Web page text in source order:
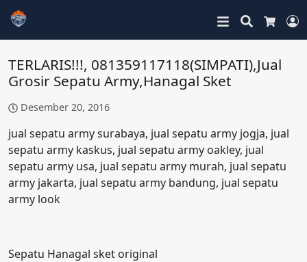
Search
Cart
TERLARIS!!!, 081359117118(SIMPATI),Jual
Grosir Sepatu Army,Hanagal Sket
Desember 20, 2016
jual sepatu army surabaya, jual sepatu army jogja, jual
sepatu army kaskus, jual sepatu army oakley, jual
sepatu army usa, jual sepatu army murah, jual sepatu
army jakarta, jual sepatu army bandung, jual sepatu
army look
Sepatu Hanagal sket original